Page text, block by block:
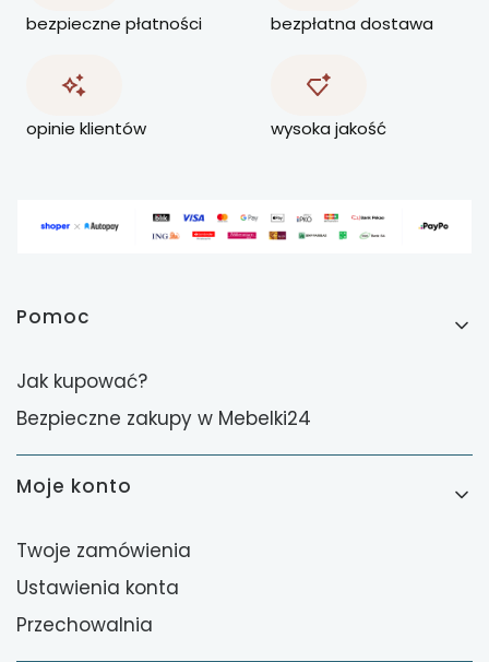
bezpieczne płatności bezpłatna dostawa
opinie klientów wysoka jakość
Linki w stopce
Pomoc
Jak kupować?
Bezpieczne zakupy w Mebelki24
Moje konto
Twoje zamówienia
Ustawienia konta
Przechowalnia